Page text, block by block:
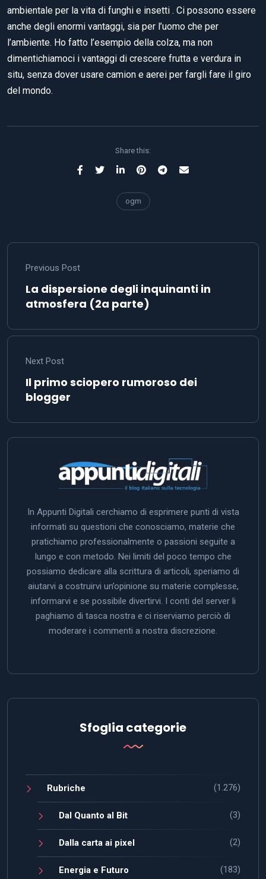
ambientale per la vita di funghi e insetti . Ci possono essere
anche degli enormi vantaggi, sia per l’uomo che per
l’ambiente. Ho fatto l’esempio della colza, ma non
dimentichiamoci i vantaggi di crescere frutta e verdura in
situ, senza dover usare camion e aerei per fargli fare il giro
del mondo.
Share this:
ogm
Previous Post
La dispersione degli inquinanti in
atmosfera (2a parte)
Next Post
Il primo sciopero rumoroso dei
blogger
In Appunti Digitali cerchiamo di esprimere punti di vista
informati su questioni che conosciamo, materie che
pratichiamo professionalmente o passioni seguite a
lungo e con metodo. Nei limiti del poco tempo che
possiamo dedicare alla scrittura di articoli, speriamo di
aiutarvi a costruirvi un’opinione su materie complesse,
informarvi e se possibile divertirvi. I conti del server li
paghiamo di tasca nostra e ci riserviamo perciò di
moderare i commenti a nostra discrezione.
Sfoglia categorie
Rubriche (1.276)
Dal Quanto al Bit (3)
Dalla carta ai pixel (2)
Energia e Futuro (183)